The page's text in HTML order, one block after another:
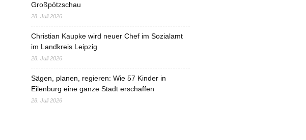
Großpötzschau
28. Juli 2026
Christian Kaupke wird neuer Chef im Sozialamt
im Landkreis Leipzig
28. Juli 2026
Sägen, planen, regieren: Wie 57 Kinder in
Eilenburg eine ganze Stadt erschaffen
28. Juli 2026